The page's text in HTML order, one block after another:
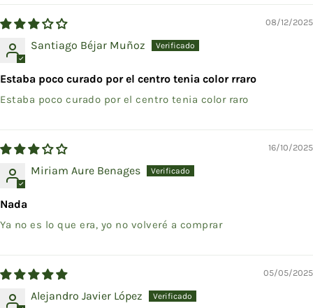
08/12/2025
Santiago Béjar Muñoz
Estaba poco curado por el centro tenia color rraro
Estaba poco curado por el centro tenia color raro
16/10/2025
Miriam Aure Benages
Nada
Ya no es lo que era, yo no volveré a comprar
05/05/2025
Alejandro Javier López